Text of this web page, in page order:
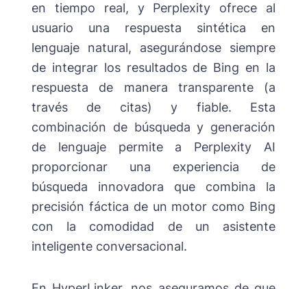
en tiempo real, y Perplexity ofrece al
usuario una respuesta sintética en
lenguaje natural, asegurándose siempre
de integrar los resultados de Bing en la
respuesta de manera transparente (a
través de citas) y fiable. Esta
combinación de búsqueda y generación
de lenguaje permite a Perplexity AI
proporcionar una experiencia de
búsqueda innovadora que combina la
precisión fáctica de un motor como Bing
con la comodidad de un asistente
inteligente conversacional.